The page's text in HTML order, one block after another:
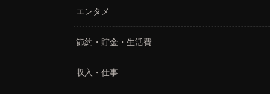
エンタメ
節約・貯金・生活費
収入・仕事